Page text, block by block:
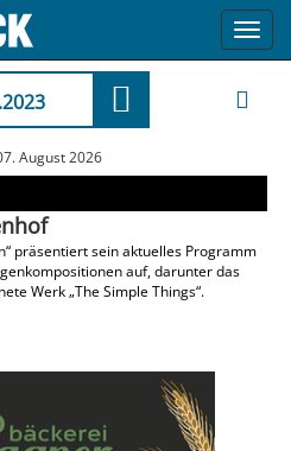
August 2026
präsentiert sein aktuelles Programm
auf, darunter das
Werk „The Simple Things“.